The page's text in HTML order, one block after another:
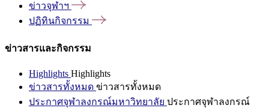
ข่าวจุฬาฯ
ปฏิทินกิจกรรม
ข่าวสารและกิจกรรม
Highlights Highlights
ข่าวสารทั้งหมด ข่าวสารทั้งหมด
ประกาศจุฬาลงกรณ์มหาวิทยาลัย ประกาศจุฬาลงกรณ์